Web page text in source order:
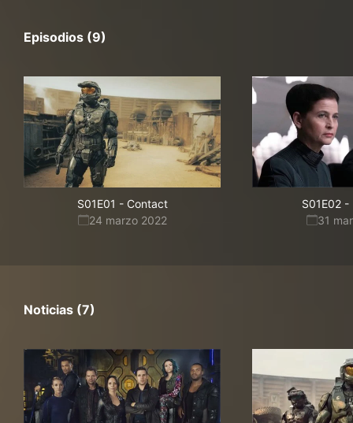
Episodios (9)
S01E01 - Contact
24 marzo 2022
S01E02 -
31
Noticias (7)